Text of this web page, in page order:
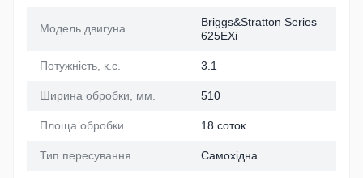
Модель двигуна
Briggs&Stratton Series
625EXi
Потужність, к.с. 3.1
Ширина обробки, мм. 510
Площа обробки 18 соток
Тип пересування Самохідна